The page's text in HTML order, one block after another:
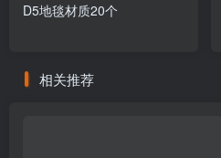
D5地毯材质20个
相关推荐